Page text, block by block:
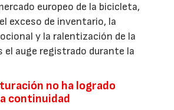
europeo de la bicicleta,
exceso de inventario, la
y la ralentización de la
el auge registrado durante la
no ha logrado
continuidad